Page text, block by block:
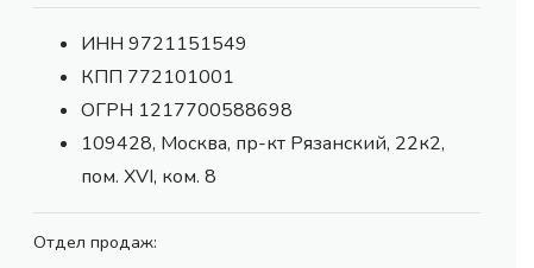
ИНН 9721151549
КПП 772101001
ОГРН 1217700588698
109428, Москва, пр-кт Рязанский, 22к2,
пом. XVI, ком. 8
Отдел продаж: